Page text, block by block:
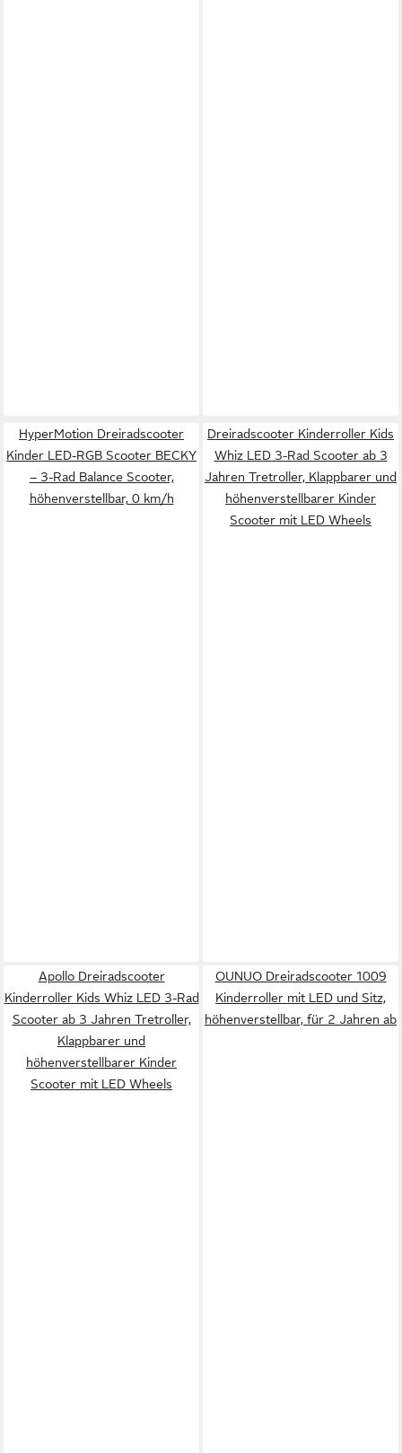
HyperMotion Dreiradscooter
Kinder LED-RGB Scooter BECKY
– 3-Rad Balance Scooter,
höhenverstellbar, 0 km/h
Dreiradscooter Kinderroller Kids
Whiz LED 3-Rad Scooter ab 3
Jahren Tretroller, Klappbarer und
höhenverstellbarer Kinder
Scooter mit LED Wheels
Apollo Dreiradscooter
Kinderroller Kids Whiz LED 3-Rad
Scooter ab 3 Jahren Tretroller,
Klappbarer und
höhenverstellbarer Kinder
Scooter mit LED Wheels
OUNUO Dreiradscooter 1009
Kinderroller mit LED und Sitz,
höhenverstellbar, für 2 Jahren ab